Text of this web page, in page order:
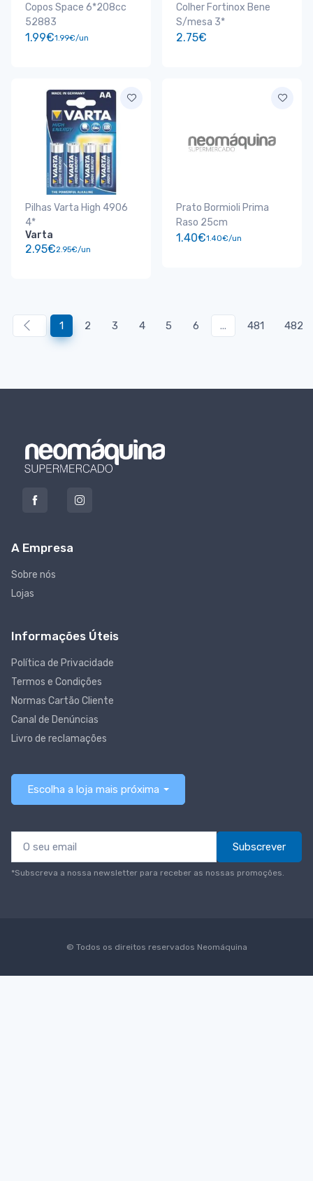
Copos Space 6*208cc
52883
1.99€1.99€/un
Colher Fortinox Bene
S/mesa 3*
2.75€
Pilhas Varta High 4906
4*
Varta
2.95€2.95€/un
Prato Bormioli Prima
Raso 25cm
1.40€1.40€/un
1 2 3 4 5 6 ... 481 482
A Empresa
Sobre nós
Lojas
Informações Úteis
Política de Privacidade
Termos e Condições
Normas Cartão Cliente
Canal de Denúncias
Livro de reclamações
Escolha a loja mais próxima
Subscrever
*Subscreva a nossa newsletter para receber as nossas promoções.
© Todos os direitos reservados Neomáquina